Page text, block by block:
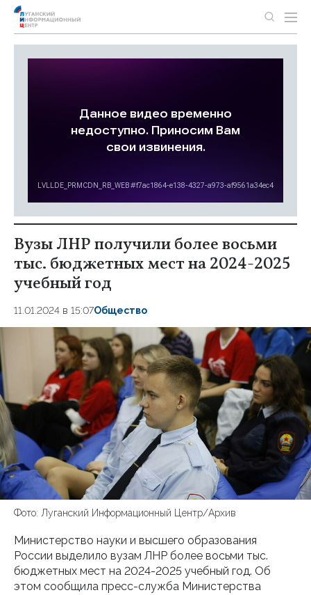
Вузы ЛНР получили более восьми
тыс. бюджетных мест на 2024-2025
учебный год
11.01.2024 в 15:07Общество
Фото: Луганский Информационный Центр/Архив
Министерство науки и высшего образования
России выделило вузам ЛНР более восьми тыс.
бюджетных мест на 2024-2025 учебный год. Об
этом сообщила пресс-служба Министерства